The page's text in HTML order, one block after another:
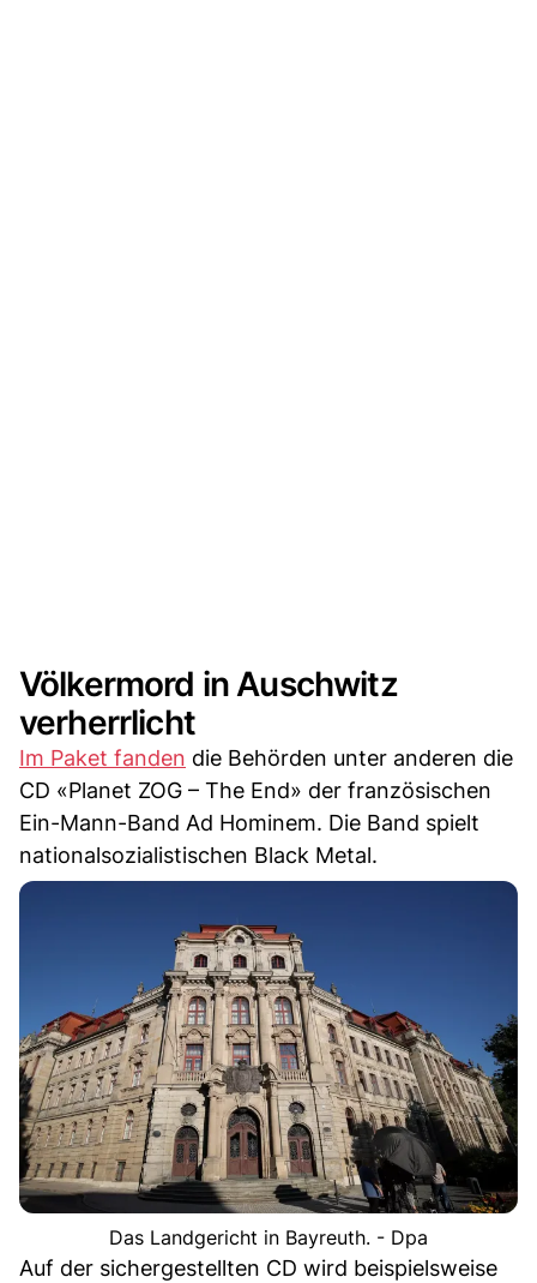
Völkermord in Auschwitz
verherrlicht
Im Paket fanden die Behörden unter anderen die
CD «Planet ZOG – The End» der französischen
Ein-Mann-Band Ad Hominem. Die Band spielt
nationalsozialistischen Black Metal.
Das Landgericht in Bayreuth. - Dpa
Auf der sichergestellten CD wird beispielsweise